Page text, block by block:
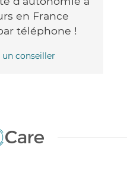
en France
téléphone !
conseiller